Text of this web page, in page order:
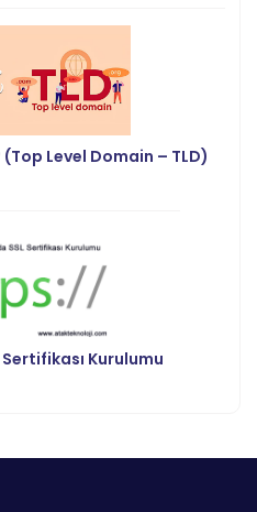
Level Domain – TLD)
Kurulumu